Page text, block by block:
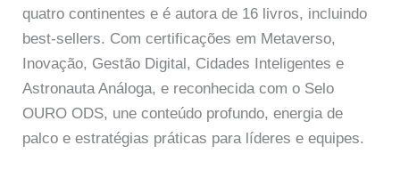
quatro continentes e é autora de 16 livros, incluindo
best-sellers. Com certificações em Metaverso,
Inovação, Gestão Digital, Cidades Inteligentes e
Astronauta Análoga, e reconhecida com o Selo
OURO ODS, une conteúdo profundo, energia de
palco e estratégias práticas para líderes e equipes.